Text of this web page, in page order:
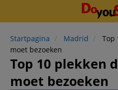
Startpagina Madrid
Top
moet bezoeken
Top 10 plekken
moet bezoeken